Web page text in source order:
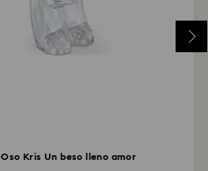
Oso Kris Un beso lleno amor